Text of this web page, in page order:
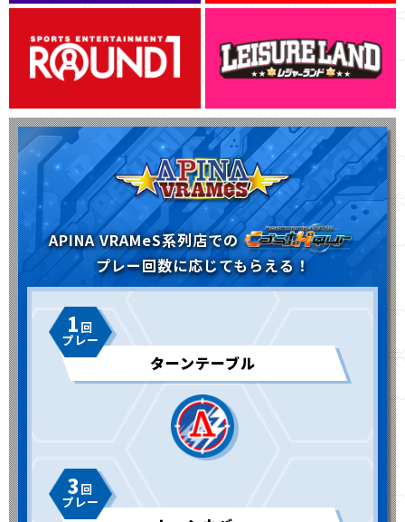
APINA VRAMeS系列店での
プレー回数に応じてもらえる！
1
ターンテーブル
3